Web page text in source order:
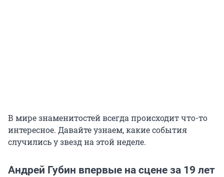
В мире знаменитостей всегда происходит что-то
интересное. Давайте узнаем, какие события
случились у звезд на этой неделе.
Андрей Губин впервые на сцене за 19 лет